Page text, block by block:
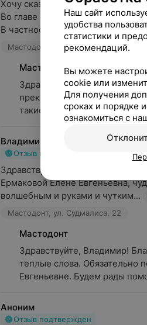
Хочу сказать огромное спасибо
Во главе с директором
В частности, терапе...
Мастодонт, ул. Судмалиса, 22
Мастодонт
Здравствуйте, Людмила!
прекрасный отзыв! Нам
такие слова благодарности
Владимир
Отзыв подтвержден
Здравствуйте. Хочу выразить
Ермаковой Елене Евгеньевна,
волшебным и руками и чутким...
Мастодонт, ул. Судмалиса, 22
Мастодонт
Здравствуйте, Владимир!
теплые слова. Обязательно
Евгеньевне. Будем рады
Аноним
Отзыв подтвержден
Наш сайт
удобства
статистики и
рекомендаций.
Вы можете
cookie или
Для получения
сроках и порядке
ознакомиться с